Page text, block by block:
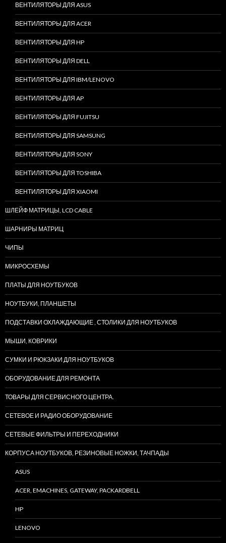
ВЕНТИЛЯТОРЫ ДЛЯ ASUS
ВЕНТИЛЯТОРЫ ДЛЯ ACER
ВЕНТИЛЯТОРЫ ДЛЯ HP
ВЕНТИЛЯТОРЫ ДЛЯ DELL
ВЕНТИЛЯТОРЫ ДЛЯ IBM/LENOVO
ВЕНТИЛЯТОРЫ ДЛЯ AP
ВЕНТИЛЯТОРЫ ДЛЯ FUJITSU
ВЕНТИЛЯТОРЫ ДЛЯ SAMSUNG
ВЕНТИЛЯТОРЫ ДЛЯ SONY
ВЕНТИЛЯТОРЫ ДЛЯ TOSHIBA
ВЕНТИЛЯТОРЫ ДЛЯ XIAOMI
ШЛЕЙФ МАТРИЦЫ, LCD CABLE
ШАРНИРЫ МАТРИЦ
ЧИПЫ
МИКРОСХЕМЫ
ПЛАТЫ ДЛЯ НОУТБУКОВ
НОУТБУКИ, ПЛАНШЕТЫ
ПОДСТАВКИ ОХЛАЖДАЮЩИЕ , СТОЛИКИ ДЛЯ НОУТБУКОВ
МЫШИ, КОВРИКИ
СУМКИ И РЮКЗАКИ ДЛЯ НОУТБУКОВ
ОБОРУДОВАНИЕ ДЛЯ РЕМОНТА
ТОВАРЫ ДЛЯ СЕРВИСНОГО ЦЕНТРА.
СЕТЕВОЕ И РАДИО ОБОРУДОВАНИЕ
СЕТЕВЫЕ ФИЛЬТРЫ И ПЕРЕХОДНИКИ
КОРПУСА НОУТБУКОВ, РЕЗИНОВЫЕ НОЖКИ, ТАЧПАДЫ
ASUS
ACER, EMACHINES, GATEWAY, PACKARDBELL
HP
LENOVO